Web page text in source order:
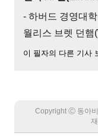
- 하버드 경영대
월리스 브렛 던햄
이 필자의 다른 기사
Copyright Ⓒ 동아비